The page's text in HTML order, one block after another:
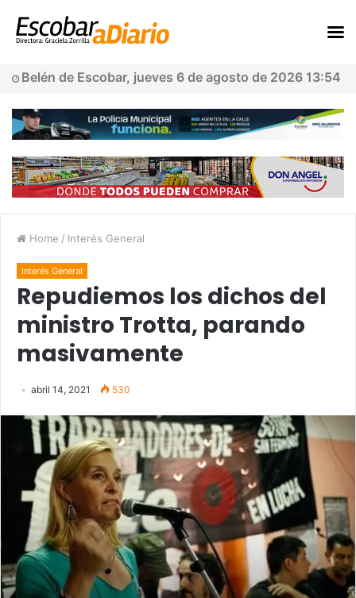
Belén de Escobar, jueves 6 de agosto de 2026 13:54
Home / Interés General
Interés General
Repudiemos los dichos del
ministro Trotta, parando
masivamente
abril 14, 2021 530